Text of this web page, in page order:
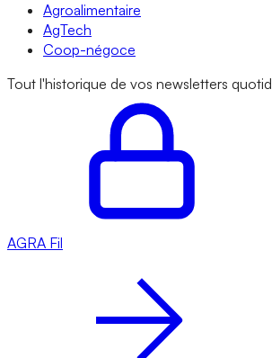
Agroalimentaire
AgTech
Coop-négoce
Tout l'historique de vos newsletters
AGRA Fil